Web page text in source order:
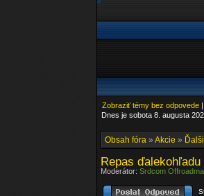
Zobraziť témy bez odpovede|
Dnes je sobota 8. augusta
Obsah fóra» Akcie »
Repas ďalekohľadu
Moderátor: Srdcom